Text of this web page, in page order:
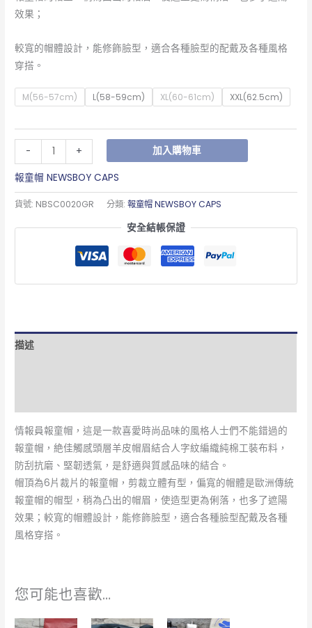
效果；
較寬的帽體設計，能修飾臉型，適合各種臉型的配戴及各種風格
穿搭。
M(56-57cm) L(58-59cm) XL(60-61cm) XXL(62.5cm)
- + 加入購物車
報童帽 NEWSBOY CAPS
貨號: NBSC0020GR 分類:報童帽 NEWSBOY CAPS
安全結帳保證
描述
情報員報童帽，這是一款喜愛時尚品味的風格人士們不能錯過的
報童帽，絶佳觸感頭層羊皮帽眉結合人字紋編織純棉工裝布料，
防刮抗磨、堅韌透氣，是舒適與質感品味的結合。
帽頂為6片裁片的報童帽，剪裁立體有型，偏寬的帽體是歐洲傳統
報童帽的帽型，稍為凸出的帽眉，使造型更為俐落，也多了遮陽
效果；較寬的帽體設計，能修飾臉型，適合各種臉型配戴及各種
風格穿搭。
您可能也喜歡…